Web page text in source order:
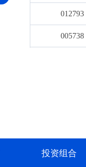
012793
005738
投资组合